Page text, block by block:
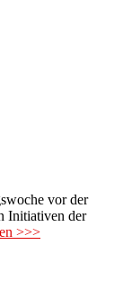
vor der
Initiativen der
>>>